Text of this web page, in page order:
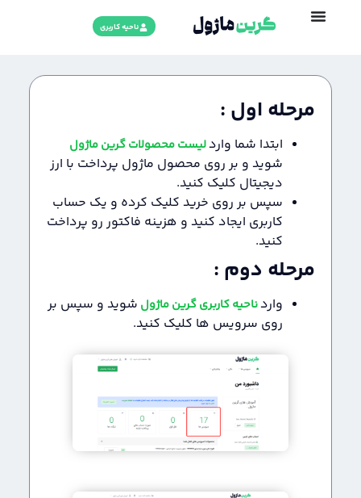
ناحیه کاربری
مرحله اول :
ابتدا شما واردلیست محصولات گرین ماژول
شوید و بر روی محصول ماژول پرداخت با ارز
دیجیتال کلیک کنید.
سپس بر روی خرید کلیک کرده و یک حساب
کاربری ایجاد کنید و هزینه فاکتور رو پرداخت
کنید.
مرحله دوم :
واردناحیه کاربری گرین ماژول شوید و سپس بر
روی سرویس ها کلیک کنید.